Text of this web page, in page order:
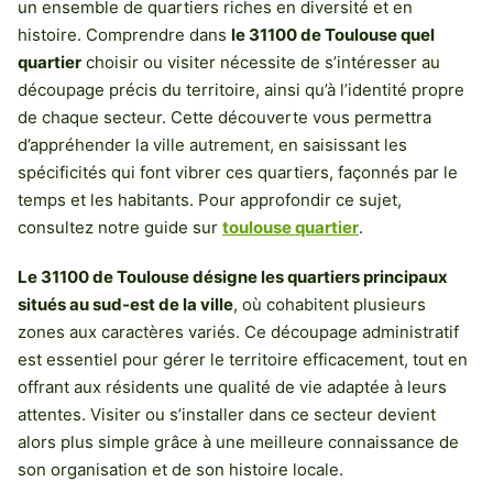
un ensemble de quartiers riches en diversité et en
histoire. Comprendre dans le 31100 de Toulouse quel
quartier choisir ou visiter nécessite de s’intéresser au
découpage précis du territoire, ainsi qu’à l’identité propre
de chaque secteur. Cette découverte vous permettra
d’appréhender la ville autrement, en saisissant les
spécificités qui font vibrer ces quartiers, façonnés par le
temps et les habitants. Pour approfondir ce sujet,
consultez notre guide sur toulouse quartier.
Le 31100 de Toulouse désigne les quartiers principaux
situés au sud-est de la ville, où cohabitent plusieurs
zones aux caractères variés. Ce découpage administratif
est essentiel pour gérer le territoire efficacement, tout en
offrant aux résidents une qualité de vie adaptée à leurs
attentes. Visiter ou s’installer dans ce secteur devient
alors plus simple grâce à une meilleure connaissance de
son organisation et de son histoire locale.